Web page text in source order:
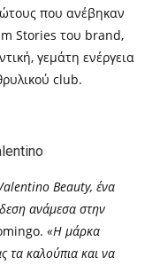
που ανέβηκαν
Stories του brand,
γεμάτη ενέργεια
club.
Beauty, ένα
ανάμεσα στην
«Η μάρκα
τα καλούπια και να